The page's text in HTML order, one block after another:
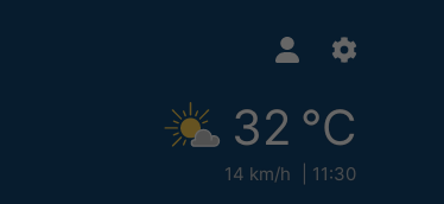
32 °C
14 km/h 11:30